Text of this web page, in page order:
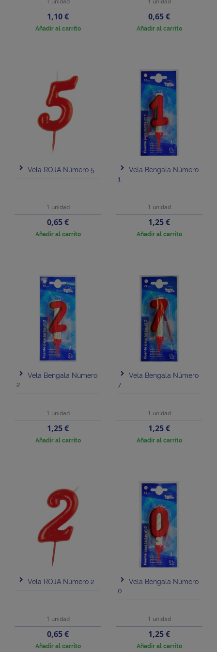
Precio
1,10 €
Añadir al carrito
Precio
0,65 €
Añadir al carrito
Vela ROJA Número 5
1 unidad
Precio
0,65 €
Añadir al carrito
Vela Bengala Número
1
1 unidad
Precio
1,25 €
Añadir al carrito
Vela Bengala Número
2
1 unidad
Precio
1,25 €
Añadir al carrito
Vela Bengala Número
7
1 unidad
Precio
1,25 €
Añadir al carrito
Vela ROJA Número 2
1 unidad
Precio
0,65 €
Añadir al carrito
Vela Bengala Número
0
1 unidad
Precio
1,25 €
Añadir al carrito